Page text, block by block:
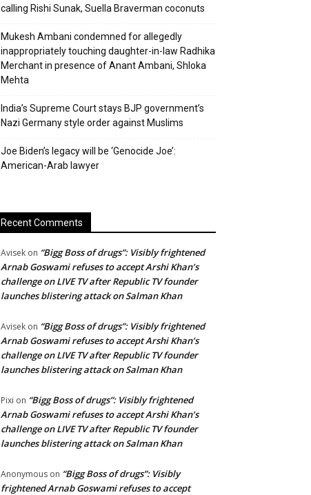
calling Rishi Sunak, Suella Braverman coconuts
Mukesh Ambani condemned for allegedly
inappropriately touching daughter-in-law Radhika
Merchant in presence of Anant Ambani, Shloka
Mehta
India’s Supreme Court stays BJP government’s
Nazi Germany style order against Muslims
Joe Biden’s legacy will be ‘Genocide Joe’:
American-Arab lawyer
Recent Comments
Avisek on “Bigg Boss of drugs”: Visibly frightened
Arnab Goswami refuses to accept Arshi Khan’s
challenge on LIVE TV after Republic TV founder
launches blistering attack on Salman Khan
Avisek on “Bigg Boss of drugs”: Visibly frightened
Arnab Goswami refuses to accept Arshi Khan’s
challenge on LIVE TV after Republic TV founder
launches blistering attack on Salman Khan
Pixi on “Bigg Boss of drugs”: Visibly frightened
Arnab Goswami refuses to accept Arshi Khan’s
challenge on LIVE TV after Republic TV founder
launches blistering attack on Salman Khan
Anonymous on “Bigg Boss of drugs”: Visibly
frightened Arnab Goswami refuses to accept